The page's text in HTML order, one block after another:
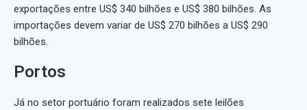
exportações entre US$ 340 bilhões e US$ 380 bilhões. As
importações devem variar de US$ 270 bilhões a US$ 290
bilhões.
Portos
Já no setor portuário foram realizados sete leilões